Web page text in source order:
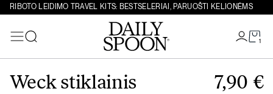
RIBOTO LEIDIMO TRAVEL KITS: BESTSELERIAI, PARUOŠTI KELIONĖMS
1
Paieška
Weck stiklainis 7,90 €